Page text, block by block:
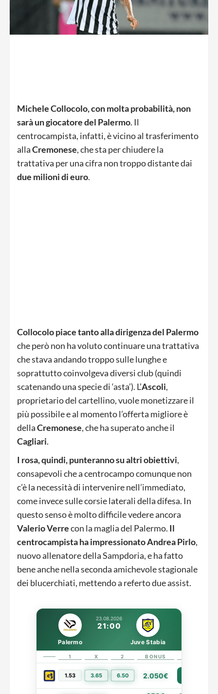
Michele Collocolo, con molta probabilità, non
sarà un giocatore del Palermo. Il
centrocampista, infatti, è vicino al trasferimento
allaCremonese, che sta per chiudere la
trattativa per una cifra non troppo distante dai
due milioni di euro.
Collocolo piace tanto alla dirigenza del Palermo
che però non ha voluto continuare una trattativa
che stava andando troppo sulle lunghe e
soprattutto coinvolgeva diversi club (quindi
scatenando una specie di ‘asta’). L’Ascoli,
proprietario del cartellino, vuole monetizzare il
più possibile e al momento l’offerta migliore è
dellaCremonese, che ha superato anche il
Cagliari.
I rosa, quindi, punteranno su altri obiettivi,
consapevoli che a centrocampo comunque non
c’è la necessità di intervenire nell’immediato,
come invece sulle corsie laterali della difesa. In
questo senso è molto difficile vedere ancora
Valerio Verrecon la maglia del Palermo. Il
centrocampista ha impressionato Andrea Pirlo,
nuovo allenatore della Sampdoria, e ha fatto
bene anche nella seconda amichevole stagionale
dei blucerchiati, mettendo a referto due assist.
23.08.2026
21:00
Palermo Juve Stabia
1 X 2 BONUS
1.53 3.65 6.50 2.050€